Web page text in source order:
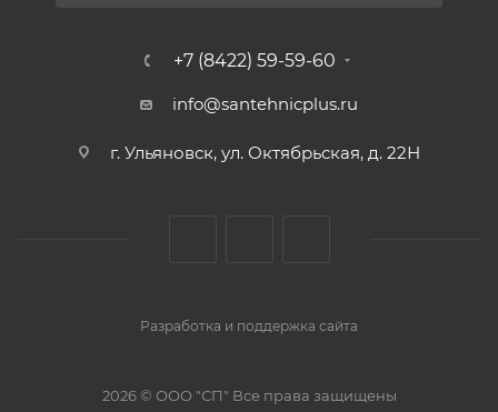
+7 (8422) 59-59-60
info@santehnicplus.ru
г. Ульяновск, ул. Октябрьская, д. 22Н
Разработка и поддержка сайта
2026 © ООО "СП" Все права защищены